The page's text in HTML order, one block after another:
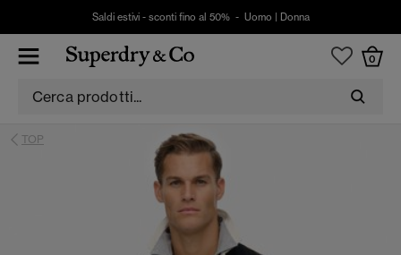
Saldi estivi - sconti fino al 50% - Uomo Donna
0
TOP